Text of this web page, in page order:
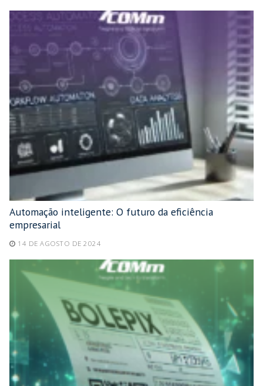
Automação inteligente: O futuro da eficiência
empresarial
14 DE AGOSTO DE 2024